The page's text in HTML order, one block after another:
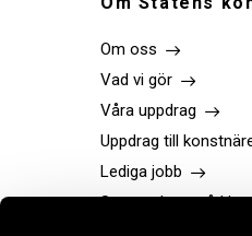
Om oss
Vad vi gör
Våra uppdrag
Uppdrag till
Lediga jobb
Statens konstråd i